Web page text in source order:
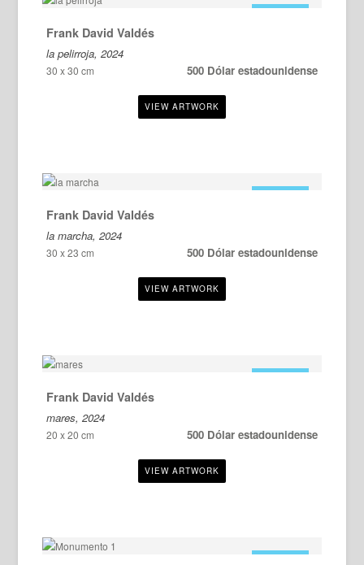
Frank David Valdés
la pelirroja, 2024
30 x 30 cm 500 Dólar estadounidense
Frank David Valdés
la marcha, 2024
30 x 23 cm 500 Dólar estadounidense
Frank David Valdés
mares, 2024
20 x 20 cm 500 Dólar estadounidense